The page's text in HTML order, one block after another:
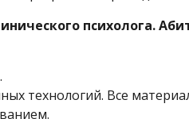
психолога.
технологий. Все